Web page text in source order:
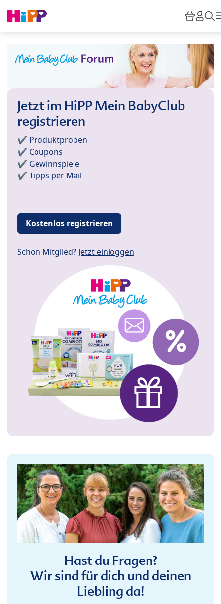
Jetzt im HiPP Mein BabyClub
registrieren
✔️ Produktproben
✔️ Coupons
✔️ Gewinnspiele
✔️ Tipps per Mail
Kostenlos registrieren
Schon Mitglied? Jetzt einloggen
Hast du Fragen?
Wir sind für dich und deinen
Liebling da!